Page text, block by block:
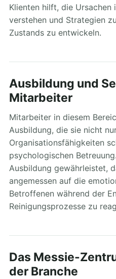
Klienten hilft, die Ursachen
verstehen und Strategien
Zustands zu entwickeln.
Ausbildung und
Mitarbeiter
Mitarbeiter in diesem
Ausbildung, die sie nicht
Organisationsfähigkeiten
psychologischen
Ausbildung gewährleistet,
angemessen auf die
Betroffenen während der
Reinigungsprozesse zu
Das Messie-
der Branche